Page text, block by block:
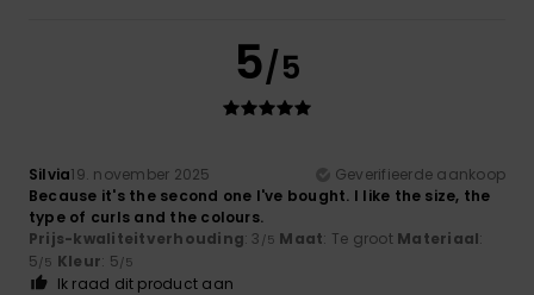
5/5
Silvia19. november 2025
Geverifieerde aankoop
Because it's the second one I've bought. I like the size, the
type of curls and the colours.
Prijs-kwaliteitverhouding: 3 /5 Maat: Te groot Materiaal:
5/5 Kleur: 5/5
Ik raad dit product aan